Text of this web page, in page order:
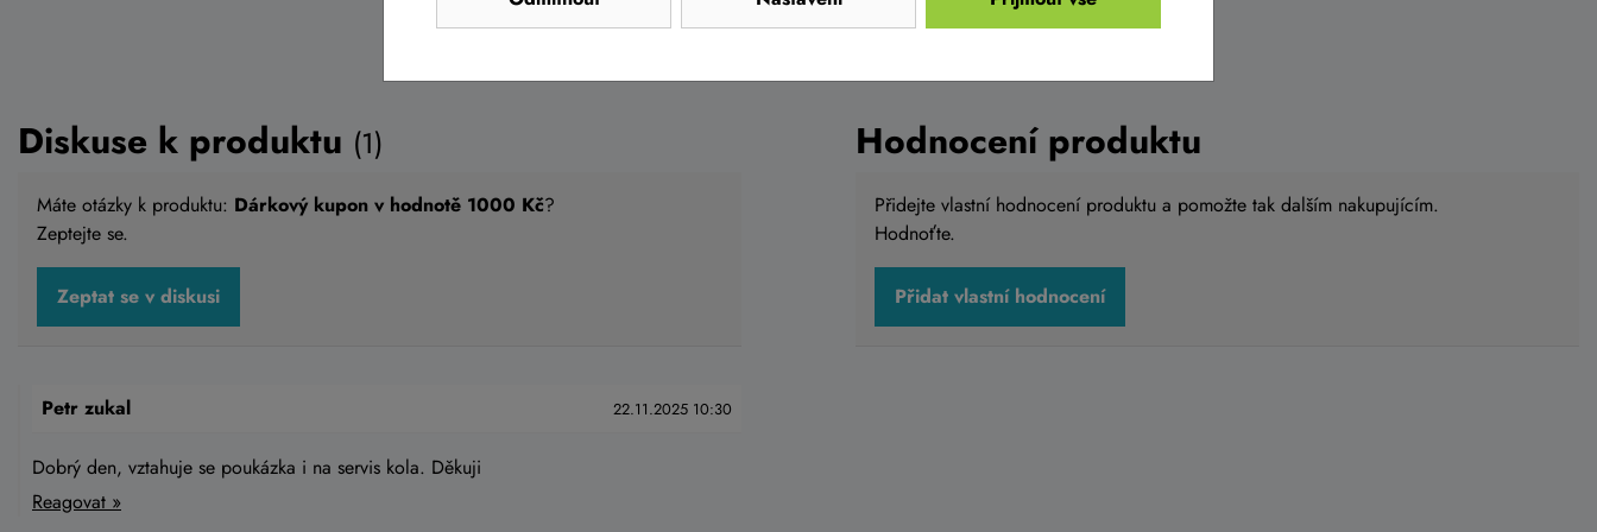
Diskuse k produktu (1)
Máte otázky k produktu: Dárkový kupon v hodnotě 1000 Kč?
Zeptejte se.
Zeptat se v diskusi
Petr zukal 22.11.2025 10:30
Dobrý den, vztahuje se poukázka i na servis kola. Děkuji
Reagovat »
Hodnocení produktu
Přidejte vlastní hodnocení produktu a pomožte tak dalším nakupujícím.
Hodnoťte.
Přidat vlastní hodnocení